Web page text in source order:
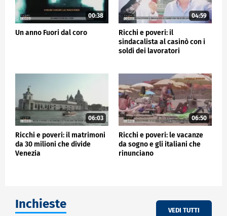
00:38
Un anno Fuori dal coro
04:59
Ricchi e poveri: il
sindacalista al casinò con i
soldi dei lavoratori
06:03
Ricchi e poveri: il matrimoni
da 30 milioni che divide
Venezia
06:50
Ricchi e poveri: le vacanze
da sogno e gli italiani che
rinunciano
Inchieste VEDI TUTTI